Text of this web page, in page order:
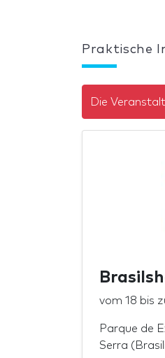
Praktische
Die
vom 18 bis
Parque de
Serra